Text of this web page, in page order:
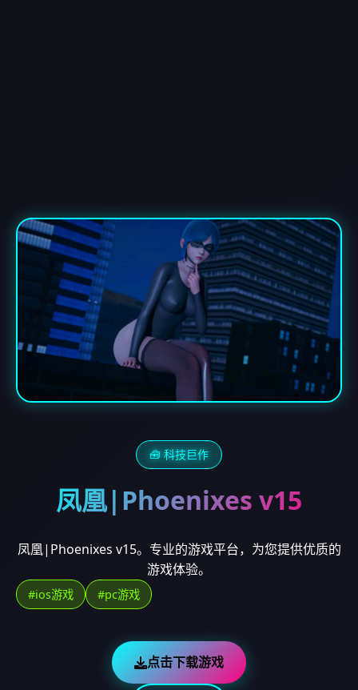
🧰 科技巨作
凤凰|Phoenixes v15
凤凰|Phoenixes v15。专业的游戏平台，为您提供优质的
游戏体验。
#ios游戏 #pc游戏
点击下载游戏